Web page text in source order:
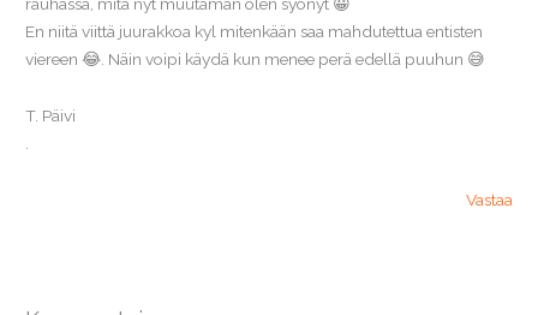
rauhassa, mitä nyt muutaman olen syönyt 😀
En niitä viittä juurakkoa kyl mitenkään saa mahdutettua entisten
viereen 😂. Näin voipi käydä kun menee perä edellä puuhun 😅
T. Päivi
.
Vastaa